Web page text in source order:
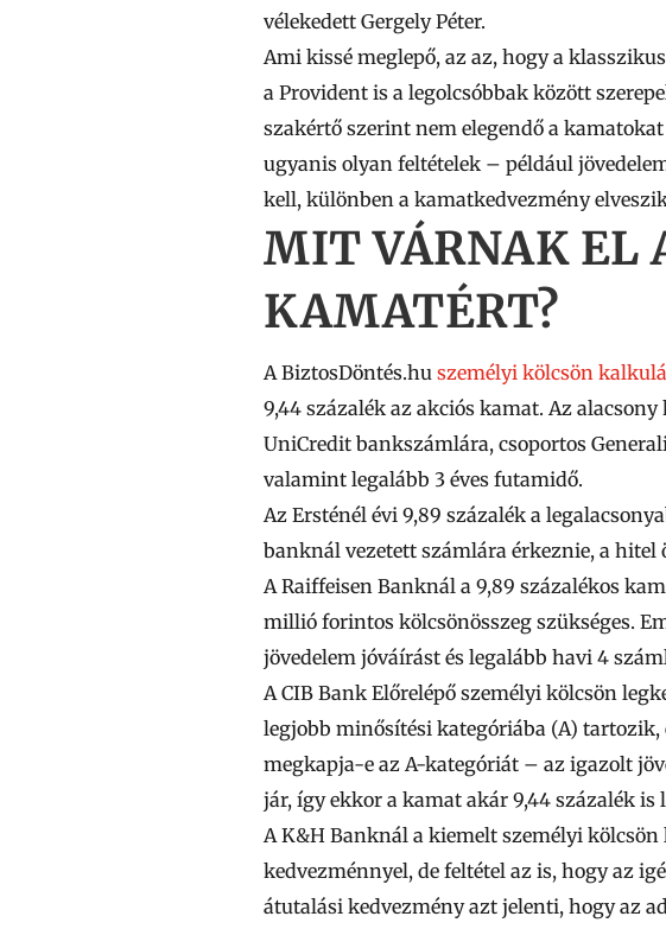
vélekedett Gergely Péter.
Ami kissé meglepő, az az, hogy a
a Provident is a legolcsóbbak között
szakértő szerint nem elegendő a
ugyanis olyan feltételek – például
kell, különben a kamatkedvezmény
MIT VÁRNAK EL
KAMATÉRT?
A BiztosDöntés.hu személyi kölcsön
9,44 százalék az akciós kamat. Az
UniCredit bankszámlára, csoportos
valamint legalább 3 éves futamidő.
Az Ersténél évi 9,89 százalék a
banknál vezetett számlára érkeznie, a hitel
ARaiffeisen Banknál a 9,89 százalékos
millió forintos kölcsönösszeg szükséges.
jövedelem jóváírást és legalább havi 4
ACIB Bank Előrelépő személyi kölcsön
legjobb minősítési kategóriába (A) tartozik,
megkapja-e az A-kategóriát – az igazolt
jár, így ekkor a kamat akár 9,44 százalék is
AK&H Banknál a kiemelt személyi kölcsön
kedvezménnyel, de feltétel az is, hogy az
átutalási kedvezmény azt jelenti, hogy az